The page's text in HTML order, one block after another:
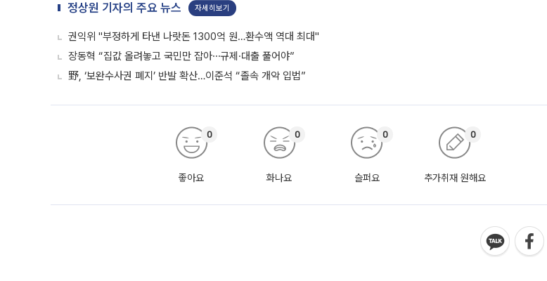
정상원 기자의 주요 뉴스 자세히보기
권익위 "부정하게 타낸 나랏돈 1300억 원…환수액 역대 최대"
장동혁 “집값 올려놓고 국민만 잡아⋯규제·대출 풀어야”
野, ‘보완수사권 폐지’ 반발 확산…이준석 “졸속 개악 입법”
좋아요
0
화나요
0
슬퍼요
0
추가취재 원해요
0